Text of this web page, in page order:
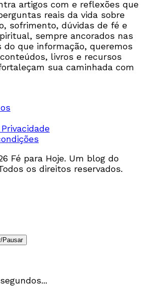
artigos com e reflexões que
reais da vida sobre
sofrimento, dúvidas de fé e
sempre ancorados nas
do que informação, queremos
livros e recursos
sua caminhada com
Fé para Hoje. Um blog do
os direitos reservados.
Pausar
segundos...